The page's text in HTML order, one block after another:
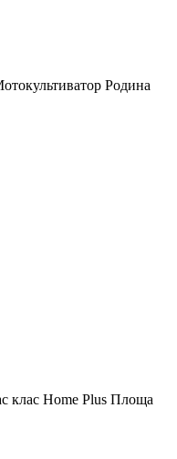
Родина
клас Home Plus Площа